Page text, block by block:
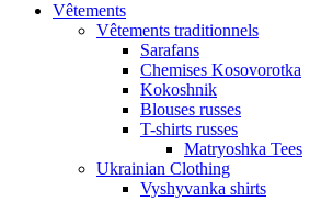
Vêtements
Vêtements traditionnels
Sarafans
Chemises Kosovorotka
Kokoshnik
Blouses russes
T-shirts russes
Matryoshka Tees
Ukrainian Clothing
Vyshyvanka shirts